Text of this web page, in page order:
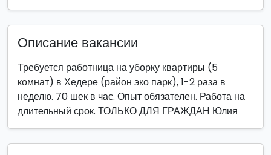
Описание вакансии
Требуется работница на уборку квартиры (5
комнат) в Хедере (район эко парк), 1-2 раза в
неделю. 70 шек в час. Опыт обязателен. Работа на
длительный срок. ТОЛЬКО ДЛЯ ГРАЖДАН Юлия